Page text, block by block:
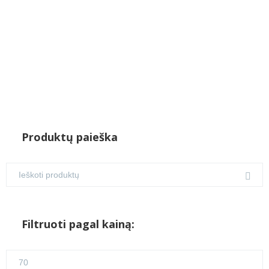
Produktų paieška
Filtruoti pagal kainą: